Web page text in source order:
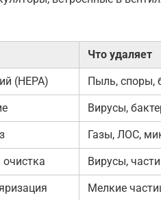
Что удаляет
(HEPA) Пыль, споры,
Вирусы,
Газы, ЛОС,
Вирусы,
Мелкие